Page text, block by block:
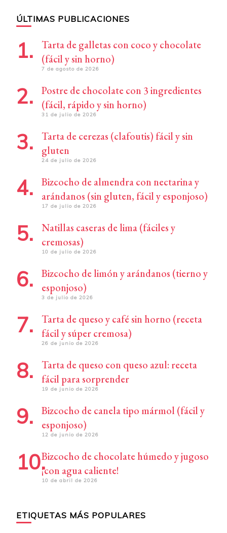
ÚLTIMAS PUBLICACIONES
Tarta de galletas con coco y chocolate
(fácil y sin horno)
7 de agosto de 2026
Postre de chocolate con 3 ingredientes
(fácil, rápido y sin horno)
31 de julio de 2026
Tarta de cerezas (clafoutis) fácil y sin
gluten
24 de julio de 2026
Bizcocho de almendra con nectarina y
arándanos (sin gluten, fácil y esponjoso)
17 de julio de 2026
Natillas caseras de lima (fáciles y
cremosas)
10 de julio de 2026
Bizcocho de limón y arándanos (tierno y
esponjoso)
3 de julio de 2026
Tarta de queso y café sin horno (receta
fácil y súper cremosa)
26 de junio de 2026
Tarta de queso con queso azul: receta
fácil para sorprender
19 de junio de 2026
Bizcocho de canela tipo mármol (fácil y
esponjoso)
12 de junio de 2026
Bizcocho de chocolate húmedo y jugoso
¡con agua caliente!
10 de abril de 2026
ETIQUETAS MÁS POPULARES